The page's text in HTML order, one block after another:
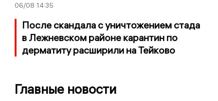
06/08 14:35
После скандала с уничтожением стада
в Лежневском районе карантин по
дерматиту расширили на Тейково
Главные новости